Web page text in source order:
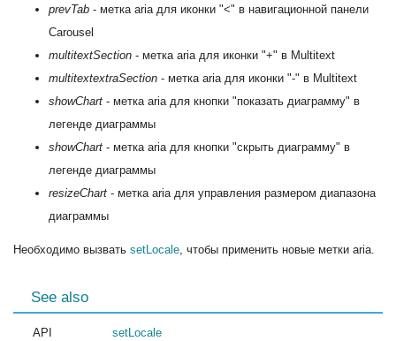
prevTab - метка aria для иконки "<" в навигационной панели
Carousel
multitextSection - метка aria для иконки "+" в Multitext
multitextextraSection - метка aria для иконки "-" в Multitext
showChart - метка aria для кнопки "показать диаграмму" в
легенде диаграммы
showChart - метка aria для кнопки "скрыть диаграмму" в
легенде диаграммы
resizeChart - метка aria для управления размером диапазона
диаграммы
Необходимо вызвать setLocale, чтобы применить новые метки aria.
See also
API setLocale